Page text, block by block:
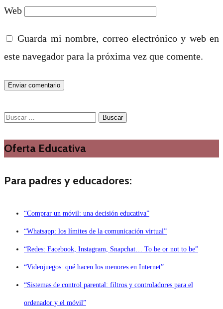
Web
Guarda mi nombre, correo electrónico y web en
este navegador para la próxima vez que comente.
Buscar:
Oferta Educativa
Para padres y educadores:
“Comprar un móvil: una decisión educativa”
“Whatsapp: los límites de la comunicación virtual”
“Redes: Facebook, Instagram, Snapchat… To be or not to be”
“Videojuegos: qué hacen los menores en Internet”
“Sistemas de control parental: filtros y controladores para el
ordenador y el móvil”